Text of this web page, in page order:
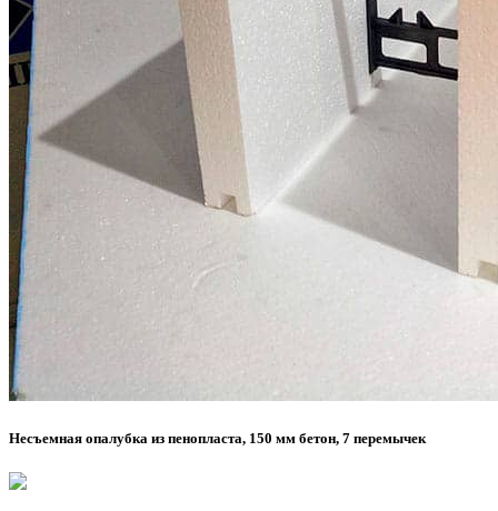
Несъемная опалубка из пенопласта, 150 мм бетон, 7 перемычек